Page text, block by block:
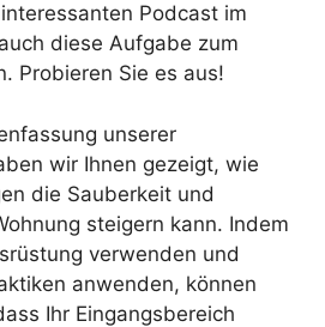
Podcast im
diese Aufgabe zum
Probieren Sie es aus!
unserer
wir Ihnen gezeigt, wie
die Sauberkeit und
steigern kann. Indem
verwenden und
anwenden, können
Ihr Eingangsbereich